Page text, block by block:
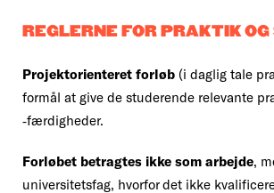
REGLERNE FOR PRAKTIK OG
Projektorienteret forløb (i daglig tale
formål at give de studerende relevante
‐færdigheder.
Forløbet betragtes ikke som arbejde ,
universitetsfag, hvorfor det ikke